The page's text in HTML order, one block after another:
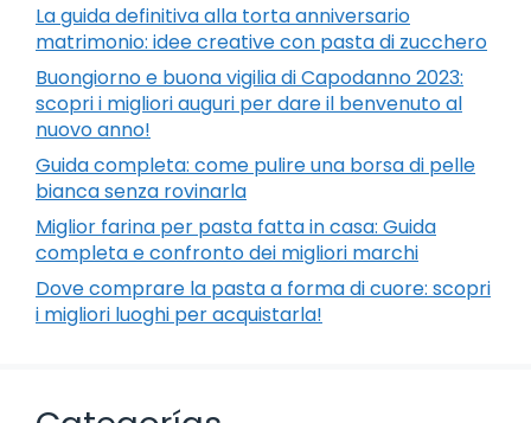
La guida definitiva alla torta anniversario
matrimonio: idee creative con pasta di zucchero
Buongiorno e buona vigilia di Capodanno 2023:
scopri i migliori auguri per dare il benvenuto al
nuovo anno!
Guida completa: come pulire una borsa di pelle
bianca senza rovinarla
Miglior farina per pasta fatta in casa: Guida
completa e confronto dei migliori marchi
Dove comprare la pasta a forma di cuore: scopri
i migliori luoghi per acquistarla!